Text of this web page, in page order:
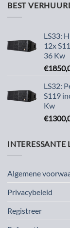
BEST
LS33:
12x
36 Kw
€
LS32:
S119
Kw
€
INTERESSANTE
Algemene
Privacybeleid
Registreer